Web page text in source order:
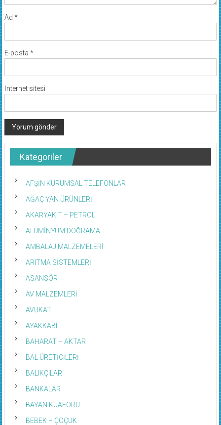
Ad *
E-posta *
İnternet sitesi
Kategoriler
AFŞİN KURUMSAL TELEFONLAR
AĞAÇ YAN ÜRÜNLERİ
AKARYAKIT – PETROL
ALÜMİNYUM DOĞRAMA
AMBALAJ MALZEMELERİ
ARITMA SİSTEMLERİ
ASANSÖR
AV MALZEMLERİ
AVUKAT
AYAKKABI
BAHARAT – AKTAR
BAL ÜRETİCİLERİ
BALIKÇILAR
BANKALAR
BAYAN KUAFÖRÜ
BEBEK – ÇOÇUK